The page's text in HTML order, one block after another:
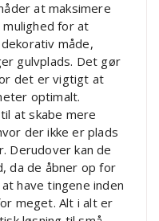
at maksimere
mulighed for at
måde,
gulvplads. Det gør
det er vigtigt at
optimalt.
at skabe mere
der ikke er plads
Derudover kan de
da de åbner op for
have tingene inden
meget. Alt i alt er